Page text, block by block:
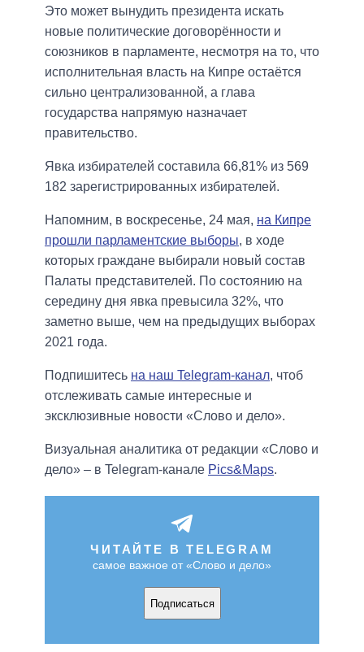
Это может вынудить президента искать
новые политические договорённости и
союзников в парламенте, несмотря на то, что
исполнительная власть на Кипре остаётся
сильно централизованной, а глава
государства напрямую назначает
правительство.
Явка избирателей составила 66,81% из 569
182 зарегистрированных избирателей.
Напомним, в воскресенье, 24 мая, на Кипре
прошли парламентские выборы, в ходе
которых граждане выбирали новый состав
Палаты представителей. По состоянию на
середину дня явка превысила 32%, что
заметно выше, чем на предыдущих выборах
2021 года.
Подпишитесь на наш Telegram-канал, чтоб
отслеживать самые интересные и
эксклюзивные новости «Слово и дело».
Визуальная аналитика от редакции «Слово и
дело» – в Telegram-канале Pics&Maps.
ЧИТАЙТЕ В TELEGRAM
самое важное от «Слово и дело»
Подписаться